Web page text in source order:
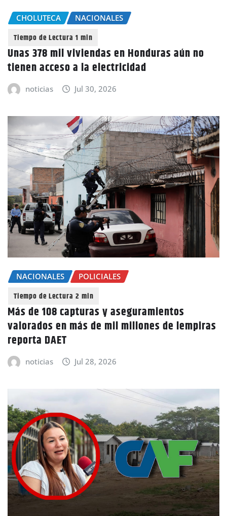
CHOLUTECA NACIONALES
Unas 378 mil viviendas en Honduras aún no
tienen acceso a la electricidad
noticias Jul 30, 2026
NACIONALES POLICIALES
Más de 108 capturas y aseguramientos
valorados en más de mil millones de lempiras
reporta DAET
noticias Jul 28, 2026